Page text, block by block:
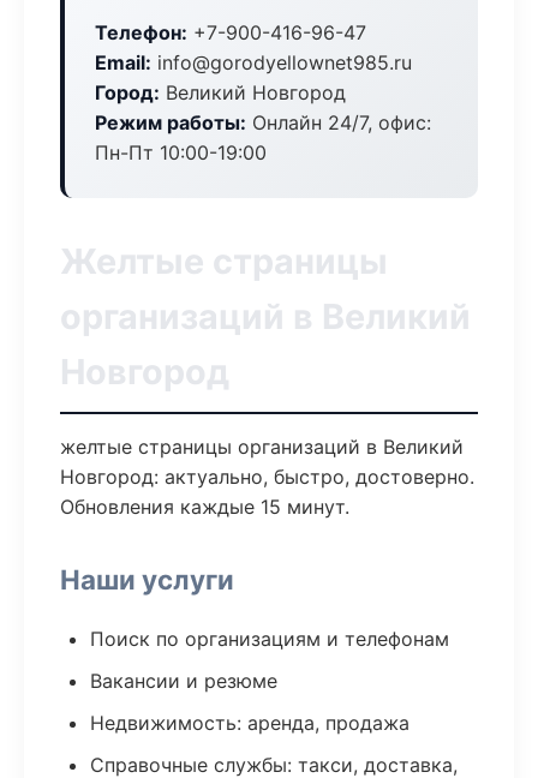
Телефон: +7-900-416-96-47
Email: info@gorodyellownet985.ru
Город: Великий Новгород
Режим работы: Онлайн 24/7, офис:
Пн-Пт 10:00-19:00
Желтые страницы
организаций в Великий
Новгород
желтые страницы организаций в Великий
Новгород: актуально, быстро, достоверно.
Обновления каждые 15 минут.
Наши услуги
Поиск по организациям и телефонам
Вакансии и резюме
Недвижимость: аренда, продажа
Справочные службы: такси, доставка,